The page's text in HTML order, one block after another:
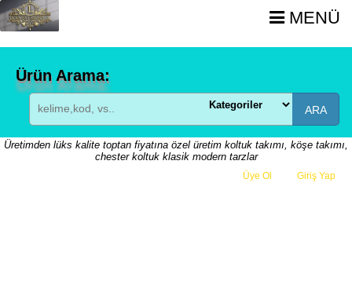
MENÜ
Ürün Arama:
ARA
Üretimden lüks kalite toptan fiyatına özel üretim koltuk takımı, köşe takımı,
chester koltuk klasik modern tarzlar
Üye Ol Giriş Yap